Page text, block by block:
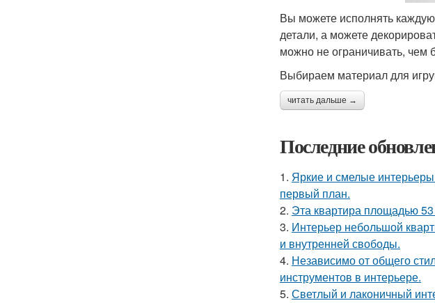
Вы можете исполнять
детали, а можете
можно не ограничивать, чем
Выбираем материал для
читать дальше →
Последние
1. Яркие и смелые
первый план.
2. Эта квартира площадью 53
3. Интерьер небольшой
и внутренней свободы.
4. Независимо от общего
инструментов в интерьере.
5. Светлый и лаконичный